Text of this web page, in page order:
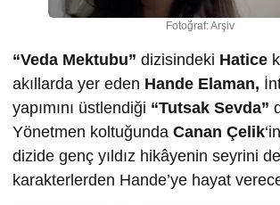
Fotoğraf: Arşiv
“Veda Mektubu” dizisindeki Hatice
akıllarda yer eden Hande Elaman,
yapımını üstlendiği “Tutsak Sevda”
Yönetmen koltuğunda Canan Çelik
dizide genç yıldız hikâyenin seyrini
karakterlerden Hande’ye hayat